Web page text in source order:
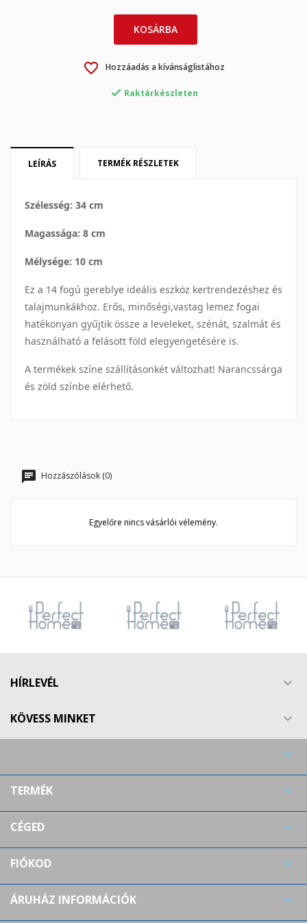
KOSÁRBA
favorite_border Hozzáadás a kívánságlistához
 Raktárkészleten
LEÍRÁS TERMÉK RÉSZLETEK
Szélesség: 34 cm
Magassága: 8 cm
Mélysége: 10 cm
Ez a 14 fogú gereblye ideális eszköz kertrendezéshez és
talajmunkákhoz. Erős, minőségi,vastag lemez fogai
hatékonyan gyűjtik össze a leveleket, szénát, szalmát és
használható a felásott föld elegyengetésére is.
A termékek színe szállításonkét változhat! Narancssárga
és zöld színbe elérhető.
Hozzászólások (0)
Egyelőre nincs vásárlói vélemény.
HÍRLEVÉL 
KÖVESS MINKET 

TERMÉK 
CÉGED 
FIÓKOD 
ÁRUHÁZ INFORMÁCIÓK 
Kívánságlista létrehozása
Mégsem
Bejelentkezés
mentéséhez.